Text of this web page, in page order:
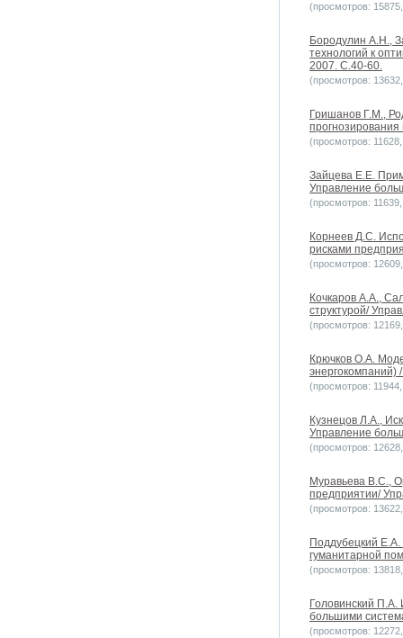
(просмотров:
Бородулин А.Н.,
технологий к
2007. С.40-60.
(просмотров:
Гришанов Г.М.,
(просмотров:
Зайцева Е.Е.
Управление
(просмотров:
Корнеев Д.С.
рисками
(просмотров:
Кочкаров А.А.,
структурой/
(просмотров:
Крючков О.А.
(просмотров:
Кузнецов Л.А.,
Управление
(просмотров:
Муравьева В.С.,
предприятии/
(просмотров:
Поддубецкий
гуманитарной
(просмотров:
Головинский П.А.
большими
(просмотров: